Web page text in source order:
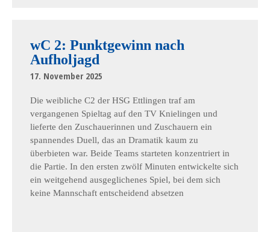
wC 2: Punktgewinn nach
Aufholjagd
17. November 2025
Die weibliche C2 der HSG Ettlingen traf am
vergangenen Spieltag auf den TV Knielingen und
lieferte den Zuschauerinnen und Zuschauern ein
spannendes Duell, das an Dramatik kaum zu
überbieten war. Beide Teams starteten konzentriert in
die Partie. In den ersten zwölf Minuten entwickelte sich
ein weitgehend ausgeglichenes Spiel, bei dem sich
keine Mannschaft entscheidend absetzen